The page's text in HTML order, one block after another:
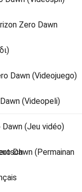
Zero Dawn
Dawn (Videojuego)
(Videopeli)
(Jeu vidéo)
Dawn (Permainan